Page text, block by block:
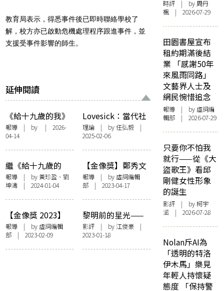
教育局表示，得悉事件後已即時聯絡學校了
解，校方亦已啟動危機處理程序跟進事件，並
支援受事件影響的師生。
延伸閱讀
《給十九歲的我》
參展風波落幕 一探
紀錄片的本質及倫
理問題
報導 | by | 2026-
04-14
Lovesick：當代社
交倫理一瞥
理論| by 任弘毅 |
2025-02-06
繼《給十九歲的
我》後： 紀錄片工
作者討論會紀錄
（節錄）
報導 | by 黃珍盈、劉
坤濤 | 2024-01-04
【金像獎】鄭秀文
憑《流水落花》首
封影后、《給十九
歲的我》獲頒「最
佳電影」再起爭議
報導| by 虛詞編輯
部 | 2023-04-17
【金像獎 2023】
《給十九歲的我》
入圍最佳電影等三
獎 校方宣布退出
報導 | by 虛詞編輯
部 | 2023-02-09
黎明前的星光——
評《給十九歲的
我》
影評| by江俊豪|
2023-01-18
時評 | by周丹
楓 | 2026-07-29
田園書屋宣布
租約期滿後結
業 「感謝50年
來風雨同路」
文藝界人士及
網民惋惜追念
報導 | by 虛詞編
輯部 | 2026-07-29
只要你不怕我
就行——從《大
盜歌王》看邱
剛健女性形象
的誕生
影評 | by 柯宇
涵 | 2026-07-28
Nolan斥AI為
「透明的特洛
伊木馬」樂見
年輕人持懷疑
態度 「保持警